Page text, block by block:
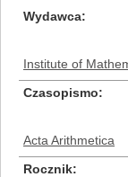
Wydawca
Institute of
Czasopismo
Acta Arithmetica
Rocznik